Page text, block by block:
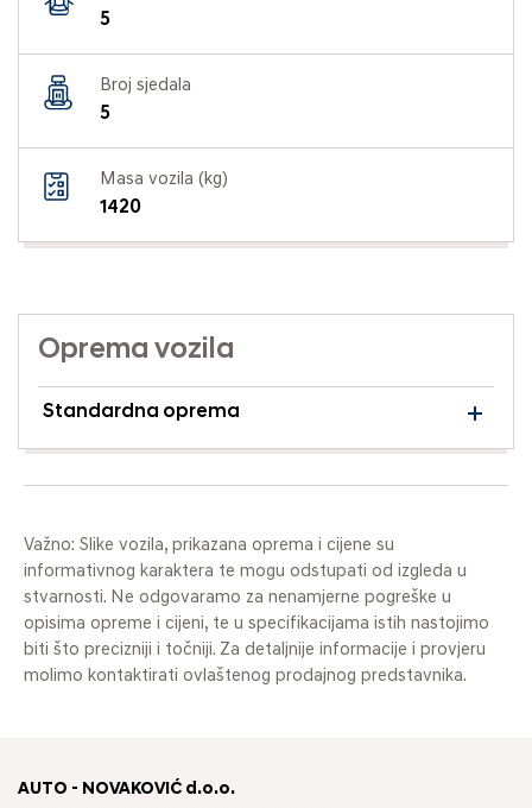
5
Broj sjedala
5
Masa vozila (kg)
1420
Oprema vozila
Standardna oprema
Važno: Slike vozila, prikazana oprema i cijene su
informativnog karaktera te mogu odstupati od izgleda u
stvarnosti. Ne odgovaramo za nenamjerne pogreške u
opisima opreme i cijeni, te u specifikacijama istih nastojimo
biti što precizniji i točniji. Za detaljnije informacije i provjeru
molimo kontaktirati ovlaštenog prodajnog predstavnika.
AUTO - NOVAKOVIĆ d.o.o.